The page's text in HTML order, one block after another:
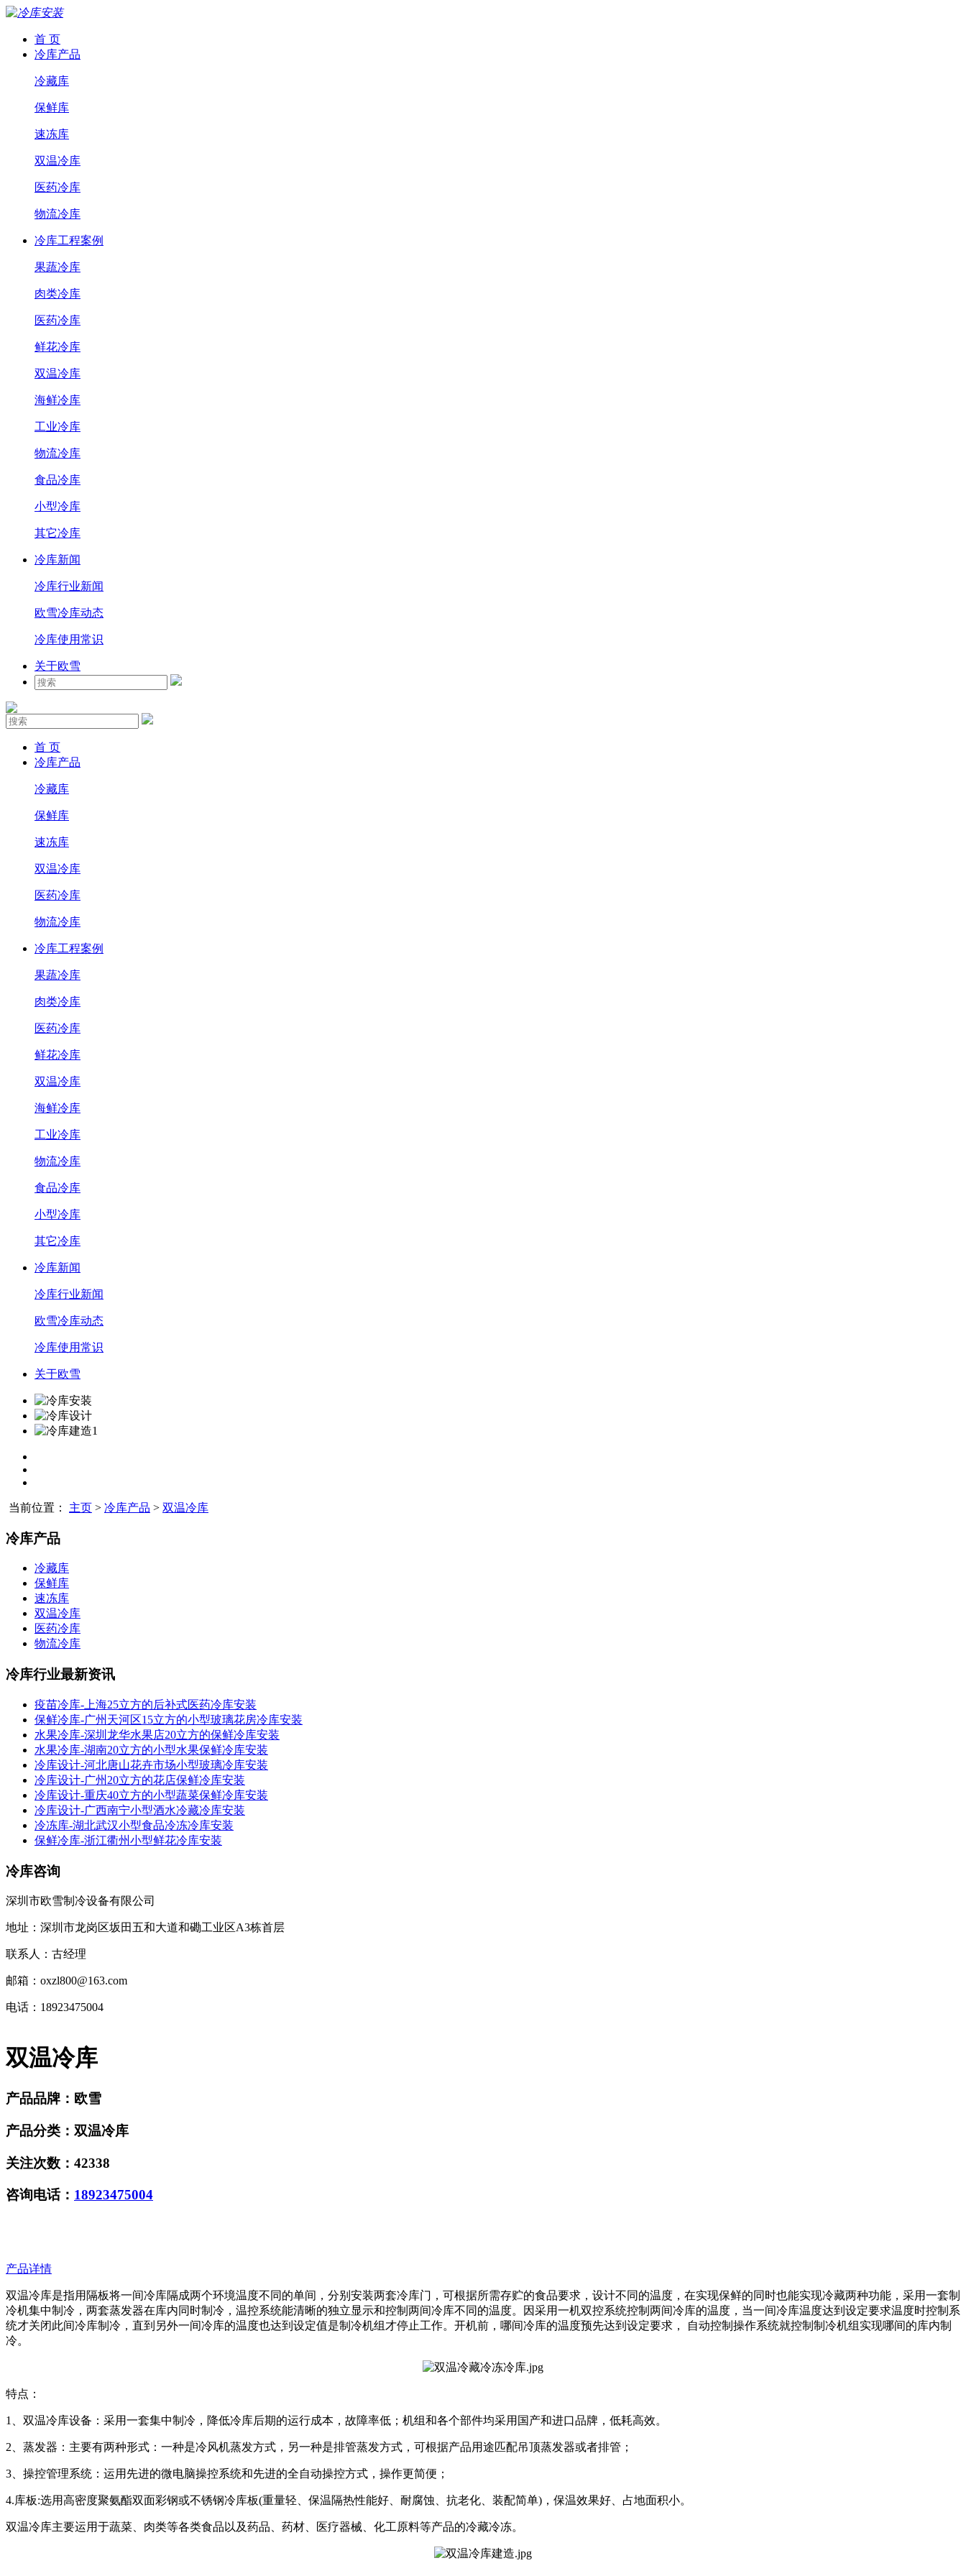
首 页
冷库产品
冷藏库
保鲜库
速冻库
双温冷库
医药冷库
物流冷库
冷库工程案例
果蔬冷库
肉类冷库
医药冷库
鲜花冷库
双温冷库
海鲜冷库
工业冷库
物流冷库
食品冷库
小型冷库
其它冷库
冷库新闻
冷库行业新闻
欧雪冷库动态
冷库使用常识
关于欧雪
首 页
冷库产品
冷藏库
保鲜库
速冻库
双温冷库
医药冷库
物流冷库
冷库工程案例
果蔬冷库
肉类冷库
医药冷库
鲜花冷库
双温冷库
海鲜冷库
工业冷库
物流冷库
食品冷库
小型冷库
其它冷库
冷库新闻
冷库行业新闻
欧雪冷库动态
冷库使用常识
关于欧雪
当前位置： 主页 > 冷库产品 > 双温冷库
冷库产品
冷藏库
保鲜库
速冻库
双温冷库
医药冷库
物流冷库
冷库行业最新资讯
疫苗冷库-上海25立方的后补式医药冷库安装
保鲜冷库-广州天河区15立方的小型玻璃花房冷库安装
水果冷库-深圳龙华水果店20立方的保鲜冷库安装
水果冷库-湖南20立方的小型水果保鲜冷库安装
冷库设计-河北唐山花卉市场小型玻璃冷库安装
冷库设计-广州20立方的花店保鲜冷库安装
冷库设计-重庆40立方的小型蔬菜保鲜冷库安装
冷库设计-广西南宁小型酒水冷藏冷库安装
冷冻库-湖北武汉小型食品冷冻冷库安装
保鲜冷库-浙江衢州小型鲜花冷库安装
冷库咨询
深圳市欧雪制冷设备有限公司
地址：深圳市龙岗区坂田五和大道和磡工业区A3栋首层
联系人：古经理
邮箱：oxzl800@163.com
电话：18923475004
双温冷库
产品品牌： 欧雪
产品分类： 双温冷库
关注次数： 42338
咨询电话： 18923475004
产品详情
双温冷库是指用隔板将一间冷库隔成两个环境温度不同的单间，分别安装两套冷库门，可根据所需存贮的食品要求，设计不同的温度，在实现保鲜的同时也能实现冷藏两种功能，采用一套制
冷机集中制冷，两套蒸发器在库内同时制冷，温控系统能清晰的独立显示和控制两间冷库不同的温度。因采用一机双控系统控制两间冷库的温度，当一间冷库温度达到设定要求温度时控制系
统才关闭此间冷库制冷，直到另外一间冷库的温度也达到设定值是制冷机组才停止工作。开机前，哪间冷库的温度预先达到设定要求， 自动控制操作系统就控制制冷机组实现哪间的库内制
冷。
特点：
1、双温冷库设备：采用一套集中制冷，降低冷库后期的运行成本，故障率低；机组和各个部件均采用国产和进口品牌，低耗高效。
2、蒸发器：主要有两种形式：一种是冷风机蒸发方式，另一种是排管蒸发方式，可根据产品用途匹配吊顶蒸发器或者排管；
3、操控管理系统：运用先进的微电脑操控系统和先进的全自动操控方式，操作更简便；
4.库板:选用高密度聚氨酯双面彩钢或不锈钢冷库板(重量轻、保温隔热性能好、耐腐蚀、抗老化、装配简单)，保温效果好、占地面积小。
双温冷库主要运用于蔬菜、肉类等各类食品以及药品、药材、医疗器械、化工原料等产品的冷藏冷冻。